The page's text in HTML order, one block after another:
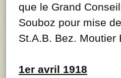
que le Grand
Souboz pour mise
St.A.B. Bez. Moutier
1er avril 1918